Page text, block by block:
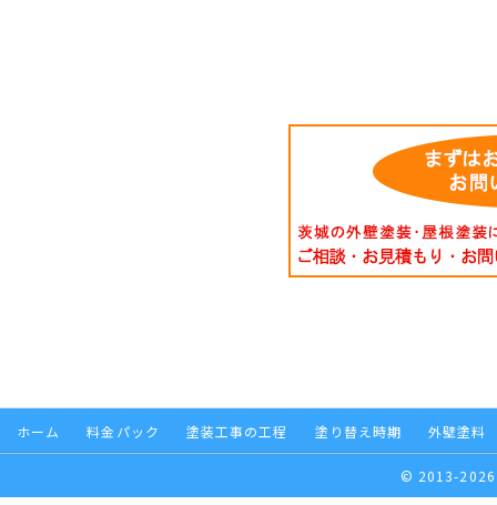
ホーム 料金パック 塗装工事の工程 塗り替え時期 外壁塗料
© 2013-2026